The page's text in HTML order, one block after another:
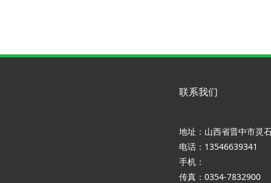
联系我们
地址：山西省晋中市灵
电话：13546639341
手机：
传真：0354-7832900